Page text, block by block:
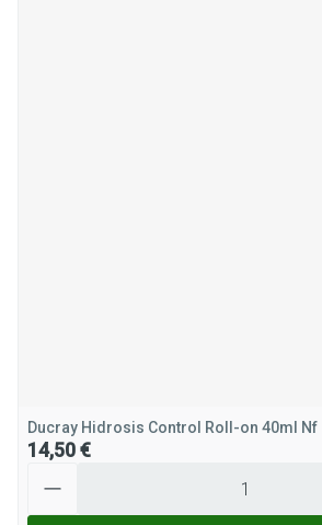
Ducray Hidrosis Control Roll-on 40ml Nf
14,50 €